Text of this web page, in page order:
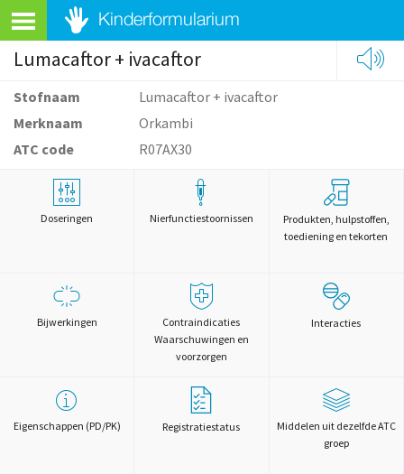
Lumacaftor + ivacaftor
Stofnaam
Lumacaftor + ivacaftor
Merknaam
Orkambi
ATC code
R07AX30
Doseringen Nierfunctiestoornissen
Produkten, hulpstoffen,
toediening en tekorten
Bijwerkingen
Contraindicaties
Waarschuwingen en
voorzorgen
Interacties
Eigenschappen (PD/PK) Registratiestatus
Middelen uit dezelfde ATC
groep